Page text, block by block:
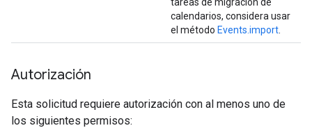
calendarios, considera usar
el método Events.import
Autorización
Esta solicitud requiere autorización con al menos uno de
los siguientes permisos: